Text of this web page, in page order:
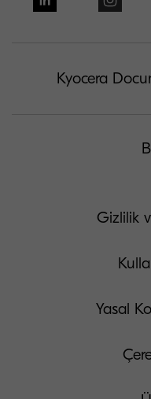
Kyocera
Gizlilik
Yasal